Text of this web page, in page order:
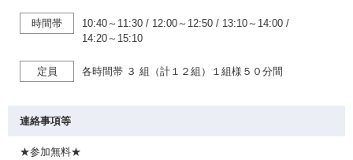
時間帯 10:40～11:30 / 12:00～12:50 / 13:10～14:00 /
14:20～15:10
定員 各時間帯 ３ 組（計１２組）１組様５０分間
連絡事項等
★参加無料★